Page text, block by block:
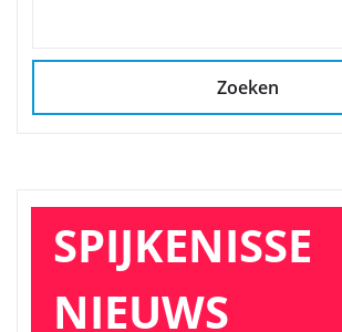
Zoeken
SPIJKENISSE
NIEUWS